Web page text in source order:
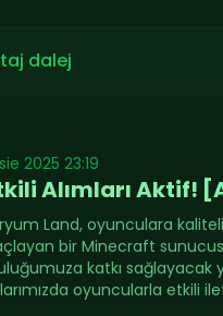
dalej
2025 23:19
Alımları Aktif!
Land, oyunculara
bir Minecraft
katkı sağlayacak
oyuncularla etkili